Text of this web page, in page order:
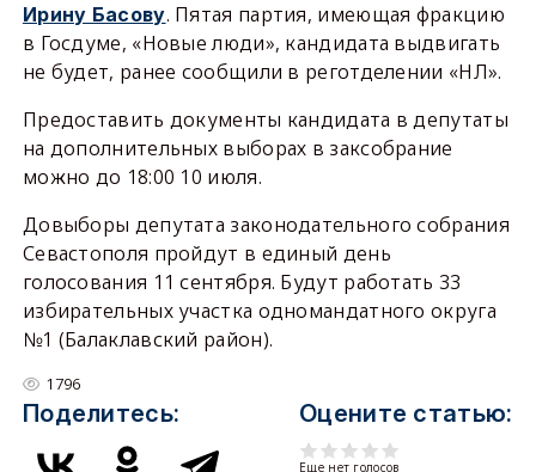
Ирину Басову. Пятая партия, имеющая фракцию
в Госдуме, «Новые люди», кандидата выдвигать
не будет, ранее сообщили в реготделении «НЛ».
Предоставить документы кандидата в депутаты
на дополнительных выборах в заксобрание
можно до 18:00 10 июля.
Довыборы депутата законодательного собрания
Севастополя пройдут в единый день
голосования 11 сентября. Будут работать 33
избирательных участка одномандатного округа
№1 (Балаклавский район).
1796
Поделитесь: Оцените статью:
Еще нет голосов